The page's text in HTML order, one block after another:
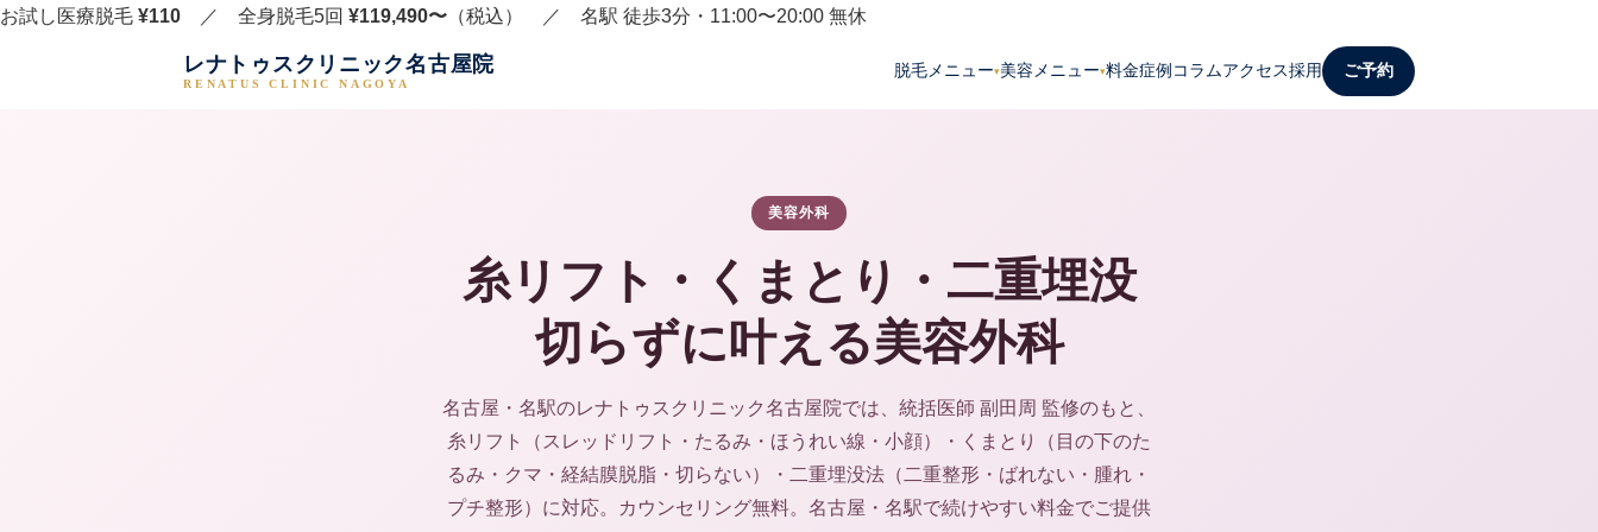
お試し医療脱毛 ¥110 ／ 全身脱毛5回 ¥119,490〜 （税込） ／ 名駅 徒歩3分・11:00〜20:00 無休
レナトゥスクリニック名古屋院
RENATUS CLINIC NAGOYA
脱毛メニュー▾美容メニュー▾料金症例 コラムアクセス採用 ご予約
美容外科
糸リフト・くまとり・二重埋没
切らずに叶える美容外科
名古屋・名駅のレナトゥスクリニック名古屋院では、統括医師 副田周 監修のもと、
糸リフト（スレッドリフト・たるみ・ほうれい線・小顔）・くまとり（目の下のた
るみ・クマ・経結膜脱脂・切らない）・二重埋没法（二重整形・ばれない・腫れ・
プチ整形）に対応。カウンセリング無料。名古屋・名駅で続けやすい料金でご提供